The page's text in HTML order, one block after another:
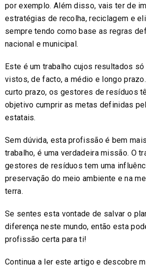
por exemplo. Além disso, vais ter de
estratégias de recolha, reciclagem e
sempre tendo como base as regras
nacional e municipal.
Este é um trabalho cujos resultados
vistos, de facto, a médio e longo
curto prazo, os gestores de resíduos
objetivo cumprir as metas definidas
estatais.
Sem dúvida, esta profissão é bem
trabalho, é uma verdadeira missão. O
gestores de resíduos tem uma
preservação do meio ambiente e na
terra.
Se sentes esta vontade de salvar o
diferença neste mundo, então esta
profissão certa para ti!
Continua a ler este artigo e descobre